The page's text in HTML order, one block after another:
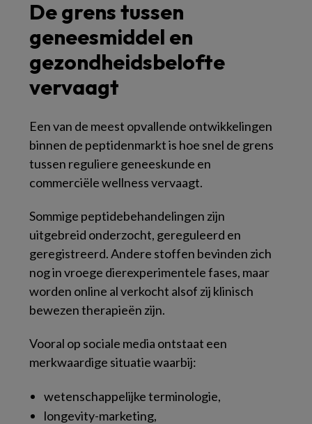
De grens tussen
geneesmiddel en
gezondheidsbelofte
vervaagt
Een van de meest opvallende ontwikkelingen
binnen de peptidenmarkt is hoe snel de grens
tussen reguliere geneeskunde en
commerciële wellness vervaagt.
Sommige peptidebehandelingen zijn
uitgebreid onderzocht, gereguleerd en
geregistreerd. Andere stoffen bevinden zich
nog in vroege dierexperimentele fases, maar
worden online al verkocht alsof zij klinisch
bewezen therapieën zijn.
Vooral op sociale media ontstaat een
merkwaardige situatie waarbij:
wetenschappelijke terminologie,
longevity-marketing,